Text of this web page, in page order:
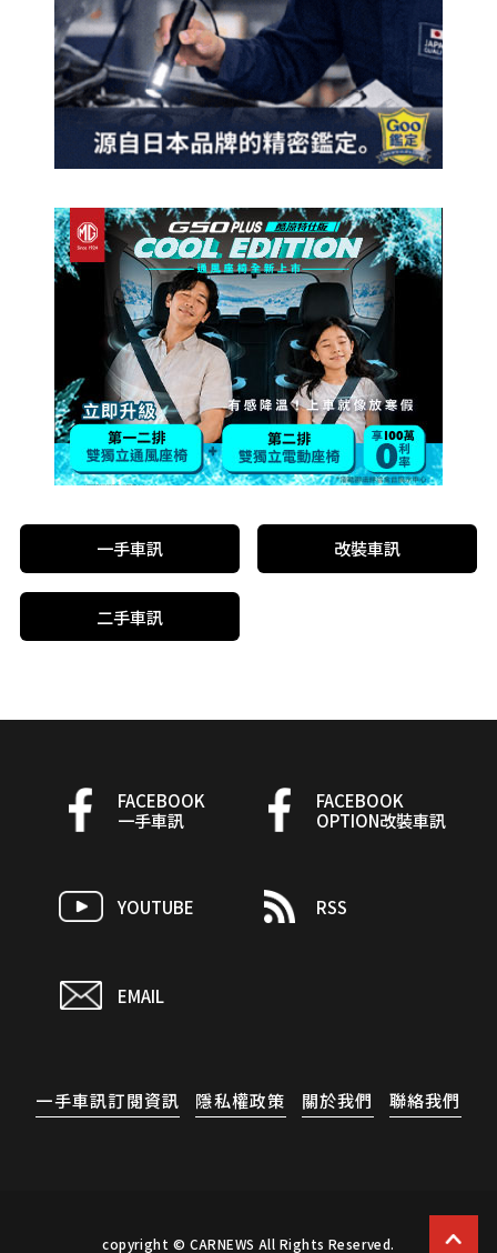
一手車訊 改裝車訊
二手車訊
FACEBOOK
一手車訊
FACEBOOK
OPTION改裝車訊
YOUTUBE RSS
EMAIL
一手車訊訂閱資訊 隱私權政策 關於我們 聯絡我們
copyright © CARNEWS All Rights Reserved.